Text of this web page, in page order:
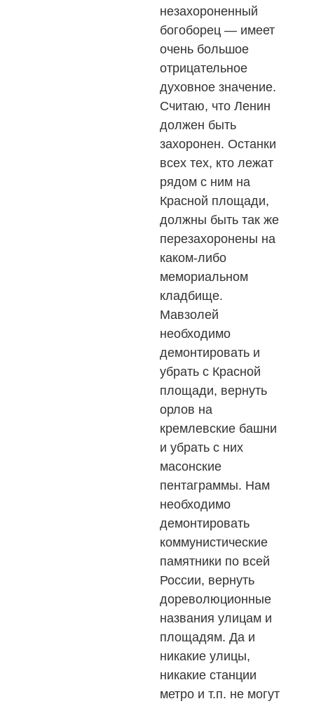
незахороненный
богоборец — имеет
очень большое
отрицательное
духовное значение.
Считаю, что Ленин
должен быть
захоронен. Останки
всех тех, кто лежат
рядом с ним на
Красной площади,
должны быть так же
перезахоронены на
каком-либо
мемориальном
кладбище.
Мавзолей
необходимо
демонтировать и
убрать с Красной
площади, вернуть
орлов на
кремлевские башни
и убрать с них
масонские
пентаграммы. Нам
необходимо
демонтировать
коммунистические
памятники по всей
России, вернуть
дореволюционные
названия улицам и
площадям. Да и
никакие улицы,
никакие станции
метро и т.п. не могут